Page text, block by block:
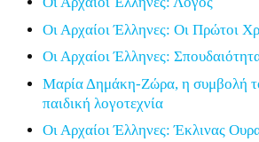
Οι Αρχαίοι Έλληνες: Οι Πρώτοι
Οι Αρχαίοι Έλληνες:
Μαρία Δημάκη-Ζώρα, η συμβολή
παιδική λογοτεχνία
Οι Αρχαίοι Έλληνες: Έκλινας